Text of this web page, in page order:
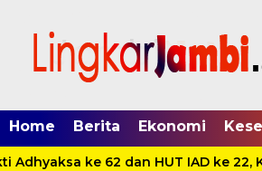
Home Berita Ekonomi
Adhyaksa ke 62 dan HUT IAD ke 22,